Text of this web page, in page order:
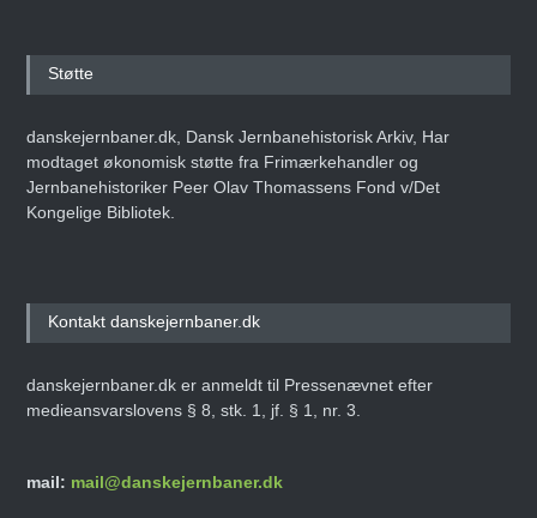
Støtte
danskejernbaner.dk, Dansk Jernbanehistorisk Arkiv, Har
modtaget økonomisk støtte fra Frimærkehandler og
Jernbanehistoriker Peer Olav Thomassens Fond v/Det
Kongelige Bibliotek.
Kontakt danskejernbaner.dk
danskejernbaner.dk er anmeldt til Pressenævnet efter
medieansvarslovens § 8, stk. 1, jf. § 1, nr. 3.
mail: mail@danskejernbaner.dk